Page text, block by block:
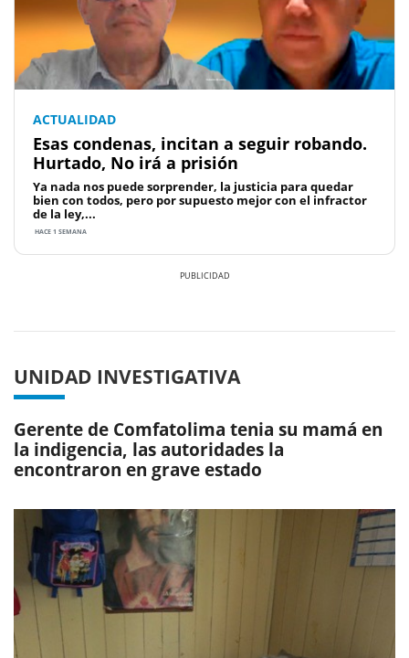
ACTUALIDAD
Esas condenas, incitan a seguir robando.
Hurtado, No irá a prisión
Ya nada nos puede sorprender, la justicia para quedar
bien con todos, pero por supuesto mejor con el infractor
de la ley,...
HACE 1 SEMANA
UNIDAD INVESTIGATIVA
Gerente de Comfatolima tenia su mamá en
la indigencia, las autoridades la
encontraron en grave estado